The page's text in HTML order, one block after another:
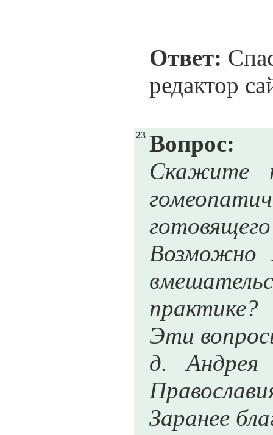
Ответ:
редактор
23 Вопрос:
Скажите
готовящего
Возможно
практике?
Эти
д. Андрея
Заранее